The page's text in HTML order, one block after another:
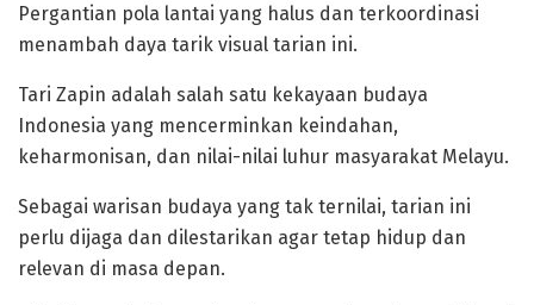
Pergantian pola lantai yang halus dan terkoordinasi
menambah daya tarik visual tarian ini.
‎Tari Zapin adalah salah satu kekayaan budaya
Indonesia yang mencerminkan keindahan,
keharmonisan, dan nilai-nilai luhur masyarakat Melayu.
Sebagai warisan budaya yang tak ternilai, tarian ini
perlu dijaga dan dilestarikan agar tetap hidup dan
relevan di masa depan.